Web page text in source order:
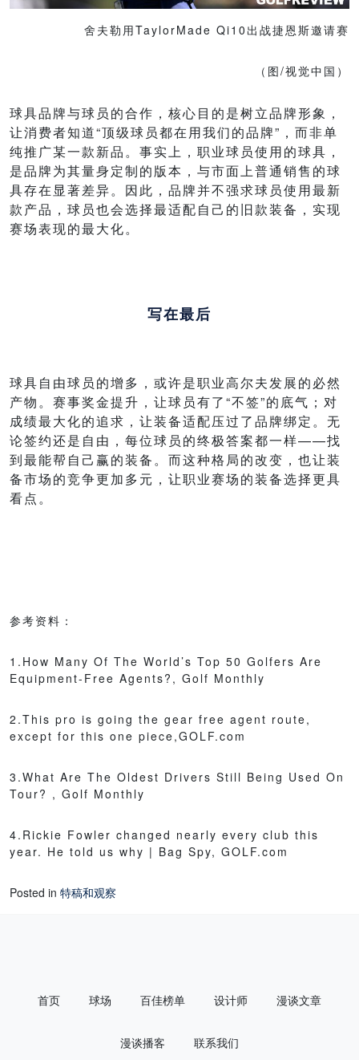
舍夫勒用TaylorMade Qi10出战捷恩斯邀请赛
（图/视觉中国）
球具品牌与球员的合作，核心目的是树立品牌形象，
让消费者知道“顶级球员都在用我们的品牌”，而非单
纯推广某一款新品。事实上，职业球员使用的球具，
是品牌为其量身定制的版本，与市面上普通销售的球
具存在显著差异。因此，品牌并不强求球员使用最新
款产品，球员也会选择最适配自己的旧款装备，实现
赛场表现的最大化。
写在最后
球具自由球员的增多，或许是职业高尔夫发展的必然
产物。赛事奖金提升，让球员有了“不签”的底气；对
成绩最大化的追求，让装备适配压过了品牌绑定。无
论签约还是自由，每位球员的终极答案都一样——找
到最能帮自己赢的装备。而这种格局的改变，也让装
备市场的竞争更加多元，让职业赛场的装备选择更具
看点。
参考资料：
1.How Many Of The World’s Top 50 Golfers Are
Equipment-Free Agents?, Golf Monthly
2.This pro is going the gear free agent route,
except for this one piece,GOLF.com
3.What Are The Oldest Drivers Still Being Used On
Tour? , Golf Monthly
4.Rickie Fowler changed nearly every club this
year. He told us why | Bag Spy, GOLF.com
Posted in 特稿和观察
首页 球场 百佳榜单 设计师 漫谈文章
漫谈播客 联系我们